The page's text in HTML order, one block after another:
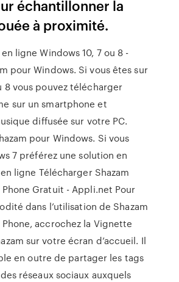
échantillonner la
à proximité.
ligne Windows 10, 7 ou 8 -
pour Windows. Si vous êtes sur
8 vous pouvez télécharger
sur un smartphone et
diffusée sur votre PC.
pour Windows. Si vous
7 préférez une solution en
ligne Télécharger Shazam
Gratuit - Appli.net Pour
dans l’utilisation de Shazam
accrochez la Vignette
sur votre écran d’accueil. Il
en outre de partager les tags
réseaux sociaux auxquels